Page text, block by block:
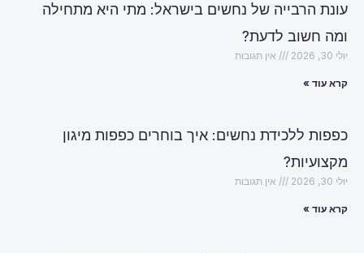
עונת הרבייה של נחשים בישראל: מתי היא מתחילה
ומה חשוב לדעת?
יולי 30, 2026 אין תגובות
קרא עוד »
כפפות ללכידת נחשים: איך בוחרים כפפות מיגון
מקצועיות?
יולי 30, 2026 אין תגובות
קרא עוד »